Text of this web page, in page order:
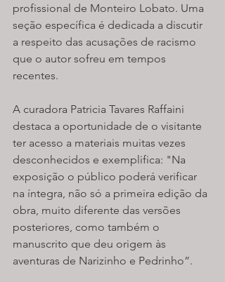
profissional de Monteiro Lobato. Uma
seção específica é dedicada a discutir
a respeito das acusações de racismo
que o autor sofreu em tempos
recentes.
A curadora Patricia Tavares Raffaini
destaca a oportunidade de o visitante
ter acesso a materiais muitas vezes
desconhecidos e exemplifica: "Na
exposição o público poderá verificar
na íntegra, não só a primeira edição da
obra, muito diferente das versões
posteriores, como também o
manuscrito que deu origem às
aventuras de Narizinho e Pedrinho”.